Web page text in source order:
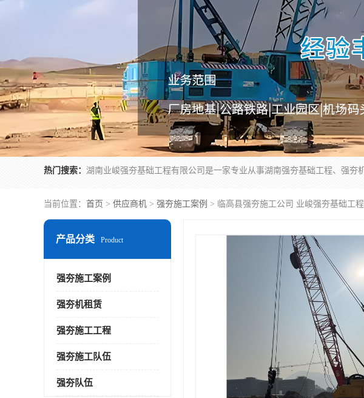
热门搜索：
当前位置： 首页 > 供应商机 > 强夯施工案例 > 临高县强夯施工公司 业峻强夯基础工程
产品分类 Product
强夯施工案例
强夯机租赁
强夯施工工程
强夯施工队伍
强夯队伍